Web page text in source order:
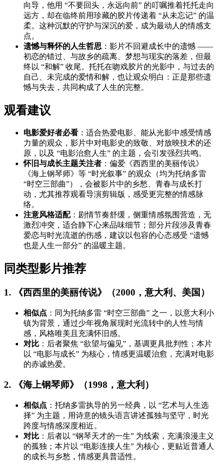
向导，他用 “不要回头，永远向前” 的叮嘱推着托托走向
远方，却在临终前用珍藏的胶片传递着 “从未忘记” 的温
柔。这种沉默的守护与深沉的爱，成为最动人的情感支
点。
遗憾与释怀的人生哲思 ：影片不回避成长中的遗憾 ——
初恋的错过、与故乡的疏离、梦想与现实的落差，但最
终以 “和解” 收尾。托托在吻戏胶片的光影中，与过去的
自己、未完成的爱情和解，也让观众明白：正是那些遗
憾与失去，共同构成了人生的完整。
观看建议
电影爱好者必看 ：适合热爱电影、能从光影中感受情感
力量的观众，影片中对电影史的致敬、对放映技术的还
原，以及 “电影治愈人生” 的主题，会引发强烈共鸣。
怀旧与成长主题关注者 ：偏爱《西西里的美丽传说》
《海上钢琴师》等 “时光叙事” 的观众（均为托纳多雷
“时空三部曲”），会被影片中的乡愁、青春与成长打
动，尤其推荐观看导演剪辑版，感受更完整的情感脉
络。
注意风格适配：剧情节奏舒缓，侧重情感氛围营造，无
激烈冲突，适合静下心来品味细节；部分片段涉及青春
爱恋与时光流逝的伤感，建议以包容的心态感受 “遗憾
也是人生一部分” 的温暖主题。
同类型影片推荐
1. 《西西里的美丽传说》（2000，意大利、美国）
相似点 ：同为托纳多雷 “时空三部曲” 之一，以意大利小
镇为背景，通过少年视角展现时光流转中的人性与情
感，风格唯美且充满怀旧感。
对比 ：后者聚焦 “欲望与偏见”，基调更具批判性；本片
以 “电影与成长” 为核心，情感更温暖治愈，充满对电影
的赤诚热爱。
2. 《海上钢琴师》（1998，意大利）
相似点 ：托纳多雷执导的另一经典，以 “艺术与人生选
择” 为主题，用诗意的镜头语言讲述孤独与坚守，时光
跨度与情感深度相近。
对比 ：后者以 “钢琴天才的一生” 为线索，充满浪漫主义
的孤独；本片以 “电影连接人生” 为核心，更贴近普通人
的成长与乡愁，情感更具普适性。